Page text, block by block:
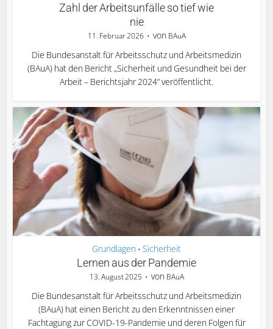
Zahl der Arbeitsunfälle so tief wie
nie
11. Februar 2026 von BAuA
Die Bundesanstalt für Arbeitsschutz und Arbeitsmedizin
(BAuA) hat den Bericht „Sicherheit und Gesundheit bei der
Arbeit – Berichtsjahr 2024“ veröffentlicht.
Grundlagen • Sicherheit
Lernen aus der Pandemie
13. August 2025 von BAuA
Die Bundesanstalt für Arbeitsschutz und Arbeitsmedizin
(BAuA) hat einen Bericht zu den Erkenntnissen einer
Fachtagung zur COVID-19-Pandemie und deren Folgen für